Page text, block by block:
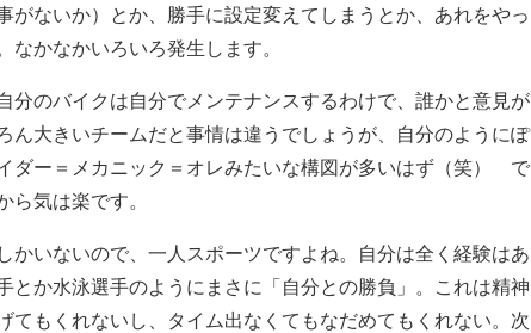
がないか）とか、勝手に設定変えてしまうとか、あれをやっ
かなかいろいろ発生します。
分のバイクは自分でメンテナンスするわけで、誰かと意見が
ん大きいチームだと事情は違うでしょうが、自分のようにぽ
ダー＝メカニック＝オレみたいな構図が多いはず（笑） で
ら気は楽です。
かいないので、一人スポーツですよね。自分は全く経験はあ
とか水泳選手のようにまさに「自分との勝負」。これは精神
てもくれないし、タイム出なくてもなだめてもくれない。次